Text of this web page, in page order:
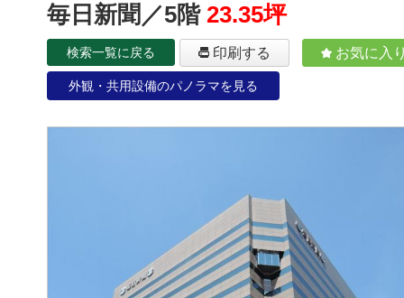
毎日新聞／5階 23.35坪
検索一覧に戻る 印刷する お気に入
外観・共用設備のパノラマを見る